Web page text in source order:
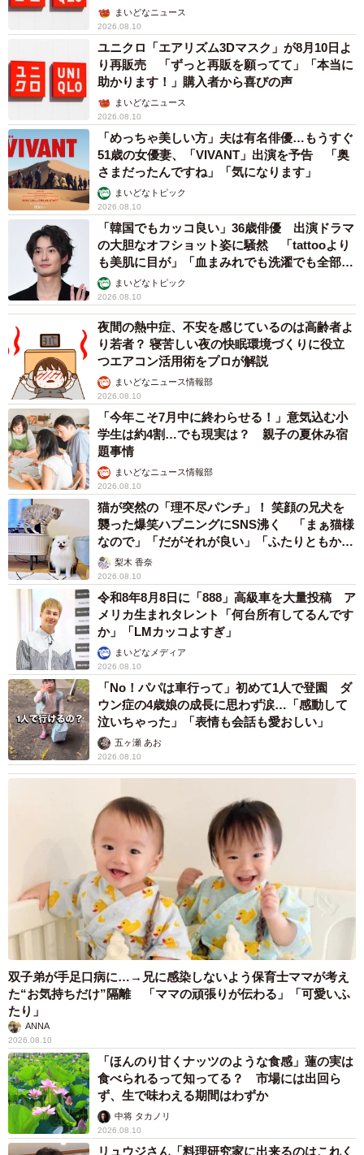
足を引きずっていたこたろくんを保護（画像提供：ぴてさん）
当初は、自由奔放なあまり、先住猫たちから距離を取られ
ていた時期もあったといいます。
「外で暮らしていたときは、ケンカしている猫の間に割っ
て入る豪快な一面も。そのときは『おもしろい子だな』く
らいに思っていたのですが、家に迎えてからは、そのやん
ちゃぶりに頭を抱えることもありました」
一時は「手に負えないかもしれない」と思ったこともある
という飼い主さん。日を追うごとに、少しずつ家に慣れて
くれたため、今ではいい思い出になっています。
「最後までお世話させて」こたろくんと歩んだ10
落ち込む飼い主さんのそばに来たこたろくん。のどをゴロゴロ鳴らして
見つめています（画像提供：ぴてさん）
こたろくんは、現在10歳を迎えました。「あっという間で
した」と飼い主さんは懐かしく振り返ります。
「昔から、私のあとをついてくる子でした。今もそれは変
わりません。豪快さはなくなり、私が落ち込んでいると、
それを察してそっと寄り添ってくれます」
の声まいどなニュース
2026.08.10
ユニクロ「エアリズム3Dマスク」が8月10日よ
り再販売 「ずっと再販を願ってて」「本当に
助かります！」購入者から喜びの声
まいどなニュース
2026.08.10
「めっちゃ美しい方」夫は有名俳優…もうすぐ
51歳の女優妻、「VIVANT」出演を予告 「奥
さまだったんですね」「気になります」
まいどなトピック
2026.08.10
「韓国でもカッコ良い」36歳俳優 出演ドラマ
の大胆なオフショット姿に騒然 「tattooより
も美肌に目が」「血まみれでも洗濯でも全部か
っこいい」
まいどなトピック
2026.08.10
夜間の熱中症、不安を感じているのは高齢者よ
り若者？ 寝苦しい夜の快眠環境づくりに役立
つエアコン活用術をプロが解説
まいどなニュース情報部
2026.08.10
「今年こそ7月中に終わらせる！」意気込む小
学生は約4割…でも現実は？ 親子の夏休み宿
題事情
まいどなニュース情報部
2026.08.10
猫が突然の「理不尽パンチ」！ 笑顔の兄犬を
襲った爆笑ハプニングにSNS沸く 「まぁ猫様
なので」「だがそれが良い」「ふたりともかわ
いいね」
梨木 香奈
2026.08.10
令和8年8月8日に「888」高級車を大量投稿 ア
メリカ生まれタレント「何台所有してるんです
か」「LMカッコよすぎ」
まいどなメディア
2026.08.10
「No！パパは車行って」初めて1人で登園 ダ
ウン症の4歳娘の成長に思わず涙…「感動して
泣いちゃった」「表情も会話も愛おしい」
五ヶ瀬 あお
2026.08.10
双子弟が手足口病に…→兄に感染しないよう保育士ママが考え
た“お気持ちだけ”隔離 「ママの頑張りが伝わる」「可愛いふ
たり」
ANNA
2026.08.10
「ほんのり甘くナッツのような食感」蓮の実は
食べられるって知ってる？ 市場には出回ら
ず、生で味わえる期間はわずか
中将 タカノリ
2026.08.10
リュウジさん「料理研究家に出来るのはこれく